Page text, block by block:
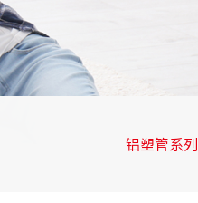
铝塑管系列